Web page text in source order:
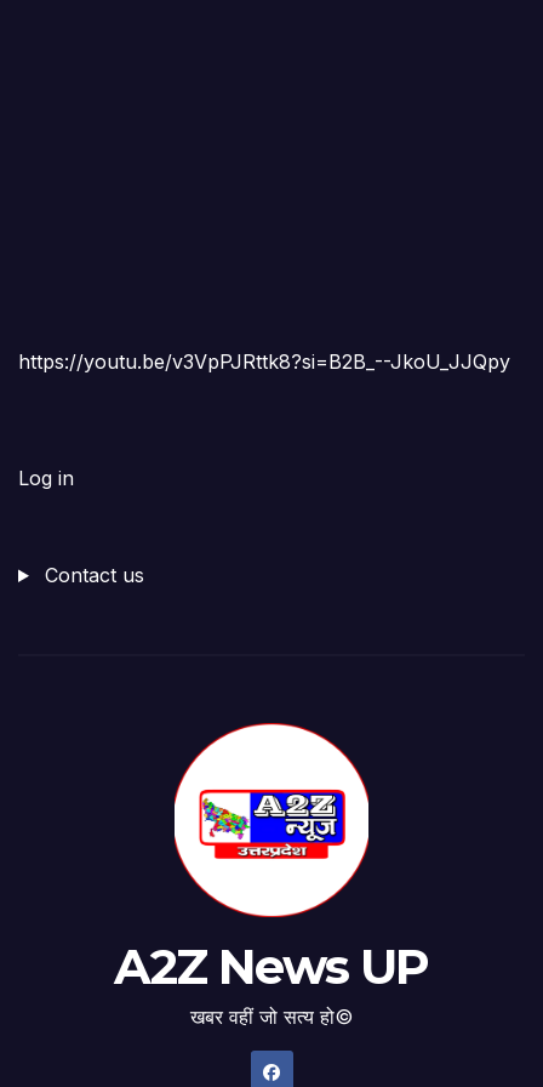
https://youtu.be/v3VpPJRttk8?si=B2B_--JkoU_JJQpy
Log in
Contact us
A2Z News UP
खबर वहीं जो सत्य हो©